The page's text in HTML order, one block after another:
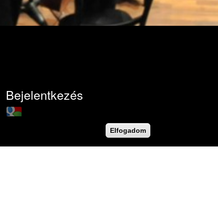
Bejelentkezés
Login with Google
Elfogadom